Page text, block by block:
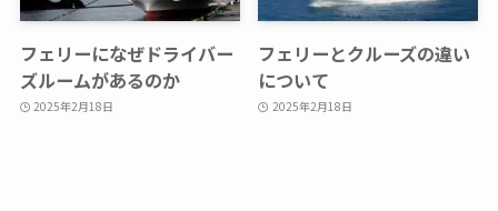
フェリーになぜドライバー
ズルームがあるのか
2025年2月18日
フェリーとクルーズの違い
について
2025年2月18日